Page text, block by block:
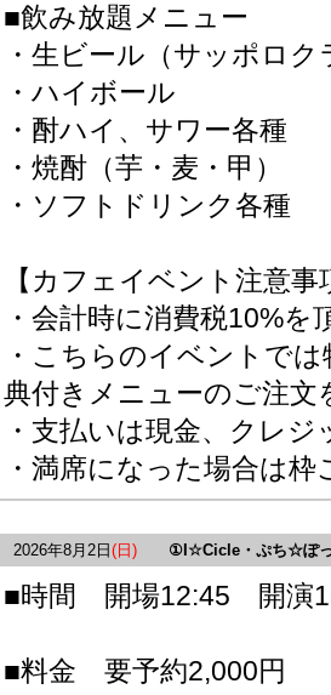
■飲み放題メニュー
・生ビール（サッポロ
・ハイボール
・酎ハイ、サワー各種
・焼酎（芋・麦・甲）
・ソフトドリンク各種
【カフェイベント注意事
・会計時に消費税10%
・こちらのイベントで
典付きメニューのご注文
・支払いは現金、クレ
・満席になった場合は
2026年8月2日 (日) ①I☆Cicle・ぷち☆ぽっ
■時間 開場12:45 開演
■料金 要予約2,000円